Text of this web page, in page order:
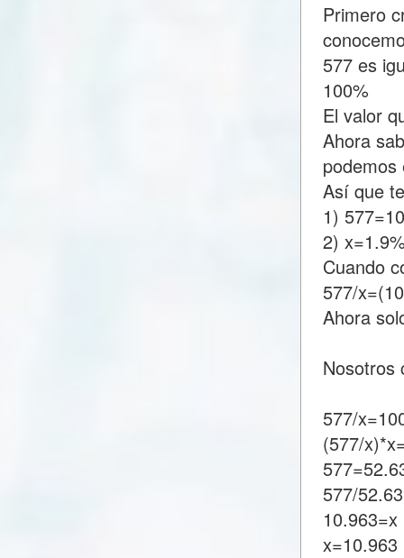
Primero
577 es
100%
El valor
Ahora
Así que
1)
2)
Cuando
577/
Ahora
Nosotros
577/
(577/
577/
10.963=x
x=10.963